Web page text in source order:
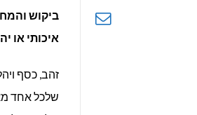
ביקוש
איכותי או
זהב, כסף
שלכל אחד